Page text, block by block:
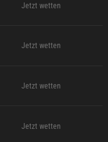
Jetzt wetten
Jetzt wetten
Jetzt wetten
Jetzt wetten